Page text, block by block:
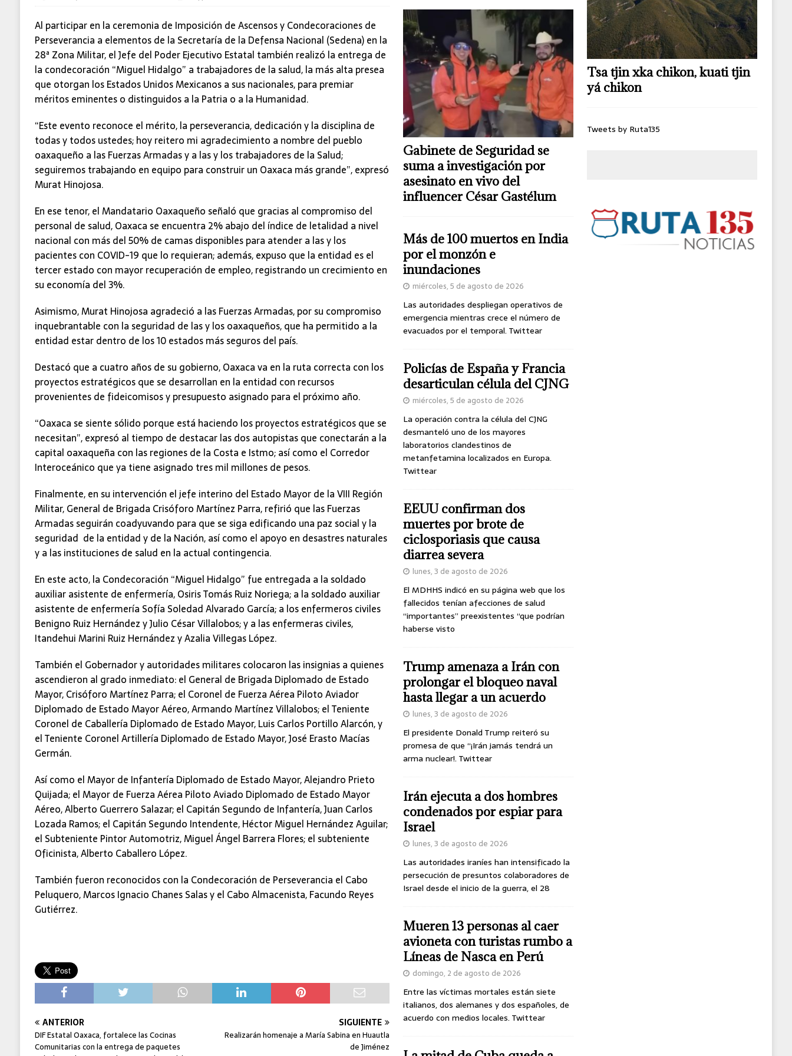
Al participar en la ceremonia de Imposición de Ascensos y Condecoraciones de
Perseverancia a elementos de la Secretaría de la Defensa Nacional (Sedena) en la
28ª Zona Militar, el Jefe del Poder Ejecutivo Estatal también realizó la entrega de
la condecoración “Miguel Hidalgo” a trabajadores de la salud, la más alta presea
que otorgan los Estados Unidos Mexicanos a sus nacionales, para premiar
méritos eminentes o distinguidos a la Patria o a la Humanidad.
“Este evento reconoce el mérito, la perseverancia, dedicación y la disciplina de
todas y todos ustedes; hoy reitero mi agradecimiento a nombre del pueblo
oaxaqueño a las Fuerzas Armadas y a las y los trabajadores de la Salud;
seguiremos trabajando en equipo para construir un Oaxaca más grande”, expresó
Murat Hinojosa.
En ese tenor, el Mandatario Oaxaqueño señaló que gracias al compromiso del
personal de salud, Oaxaca se encuentra 2% abajo del índice de letalidad a nivel
nacional con más del 50% de camas disponibles para atender a las y los
pacientes con COVID-19 que lo requieran; además, expuso que la entidad es el
tercer estado con mayor recuperación de empleo, registrando un crecimiento en
su economía del 3%.
Asimismo, Murat Hinojosa agradeció a las Fuerzas Armadas, por su compromiso
inquebrantable con la seguridad de las y los oaxaqueños, que ha permitido a la
entidad estar dentro de los 10 estados más seguros del país.
Destacó que a cuatro años de su gobierno, Oaxaca va en la ruta correcta con los
proyectos estratégicos que se desarrollan en la entidad con recursos
provenientes de fideicomisos y presupuesto asignado para el próximo año.
“Oaxaca se siente sólido porque está haciendo los proyectos estratégicos que se
necesitan”, expresó al tiempo de destacar las dos autopistas que conectarán a la
capital oaxaqueña con las regiones de la Costa e Istmo; así como el Corredor
Interoceánico que ya tiene asignado tres mil millones de pesos.
Finalmente, en su intervención el jefe interino del Estado Mayor de la VIII Región
Militar, General de Brigada Crisóforo Martínez Parra, refirió que las Fuerzas
Armadas seguirán coadyuvando para que se siga edificando una paz social y la
seguridad de la entidad y de la Nación, así como el apoyo en desastres naturales
y a las instituciones de salud en la actual contingencia.
En este acto, la Condecoración “Miguel Hidalgo” fue entregada a la soldado
auxiliar asistente de enfermería, Osiris Tomás Ruiz Noriega; a la soldado auxiliar
asistente de enfermería Sofía Soledad Alvarado García; a los enfermeros civiles
Benigno Ruiz Hernández y Julio César Villalobos; y a las enfermeras civiles,
Itandehui Marini Ruiz Hernández y Azalia Villegas López.
También el Gobernador y autoridades militares colocaron las insignias a quienes
ascendieron al grado inmediato: el General de Brigada Diplomado de Estado
Mayor, Crisóforo Martínez Parra; el Coronel de Fuerza Aérea Piloto Aviador
Diplomado de Estado Mayor Aéreo, Armando Martínez Villalobos; el Teniente
Coronel de Caballería Diplomado de Estado Mayor, Luis Carlos Portillo Alarcón, y
el Teniente Coronel Artillería Diplomado de Estado Mayor, José Erasto Macías
Germán.
Así como el Mayor de Infantería Diplomado de Estado Mayor, Alejandro Prieto
Quijada; el Mayor de Fuerza Aérea Piloto Aviado Diplomado de Estado Mayor
Aéreo, Alberto Guerrero Salazar; el Capitán Segundo de Infantería, Juan Carlos
Lozada Ramos; el Capitán Segundo Intendente, Héctor Miguel Hernández Aguilar;
el Subteniente Pintor Automotriz, Miguel Ángel Barrera Flores; el subteniente
Oficinista, Alberto Caballero López.
También fueron reconocidos con la Condecoración de Perseverancia el Cabo
Peluquero, Marcos Ignacio Chanes Salas y el Cabo Almacenista, Facundo Reyes
Gutiérrez.
ANTERIOR
DIF Estatal Oaxaca, fortalece las Cocinas
Comunitarias con la entrega de paquetes
SIGUIENTE
Realizarán homenaje a María Sabina en Huautla
de Jiménez
Gabinete de Seguridad se
suma a investigación por
asesinato en vivo del
influencer César Gastélum
Más de 100 muertos en India
por el monzón e
inundaciones
miércoles, 5 de agosto de 2026
Las autoridades despliegan operativos de
emergencia mientras crece el número de
evacuados por el temporal. Twittear
Policías de España y Francia
desarticulan célula del CJNG
miércoles, 5 de agosto de 2026
La operación contra la célula del CJNG
desmanteló uno de los mayores
laboratorios clandestinos de
metanfetamina localizados en Europa.
Twittear
EEUU confirman dos
muertes por brote de
ciclosporiasis que causa
diarrea severa
lunes, 3 de agosto de 2026
El MDHHS indicó en su página web que los
fallecidos tenían afecciones de salud
“importantes” preexistentes “que podrían
haberse visto
Trump amenaza a Irán con
prolongar el bloqueo naval
hasta llegar a un acuerdo
lunes, 3 de agosto de 2026
El presidente Donald Trump reiteró su
promesa de que “¡Irán jamás tendrá un
arma nuclear!. Twittear
Irán ejecuta a dos hombres
condenados por espiar para
Israel
lunes, 3 de agosto de 2026
Las autoridades iraníes han intensificado la
persecución de presuntos colaboradores de
Israel desde el inicio de la guerra, el 28
Mueren 13 personas al caer
avioneta con turistas rumbo a
Líneas de Nasca en Perú
domingo, 2 de agosto de 2026
Entre las víctimas mortales están siete
italianos, dos alemanes y dos españoles, de
acuerdo con medios locales. Twittear
Tsa tjin xka chikon, kuati tjin
yá chikon
Tweets by Ruta135